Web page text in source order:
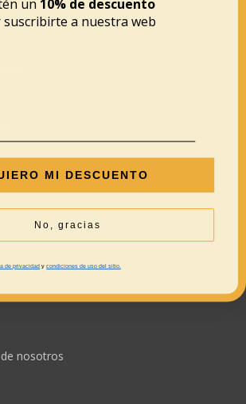
nosotros
un 10% de descuento
suscribirte a nuestra web
MI DESCUENTO
No, gracias
de privacidad ycondiciones de uso del sitio.